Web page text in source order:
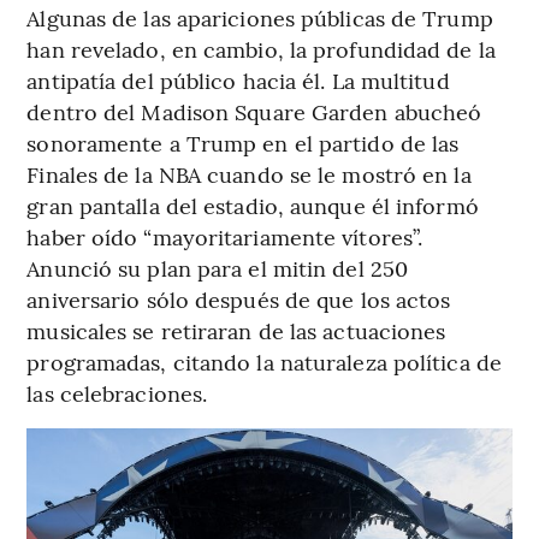
Algunas de las apariciones públicas de Trump
han revelado, en cambio, la profundidad de la
antipatía del público hacia él. La multitud
dentro del Madison Square Garden abucheó
sonoramente a Trump en el partido de las
Finales de la NBA cuando se le mostró en la
gran pantalla del estadio, aunque él informó
haber oído “mayoritariamente vítores”.
Anunció su plan para el mitin del 250
aniversario sólo después de que los actos
musicales se retiraran de las actuaciones
programadas, citando la naturaleza política de
las celebraciones.